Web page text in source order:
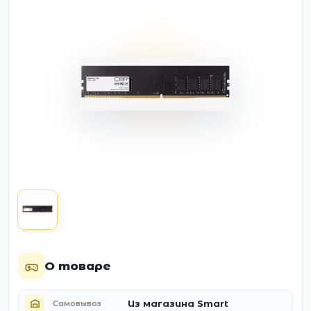
О товаре
Самовывоз Из магазина Smart